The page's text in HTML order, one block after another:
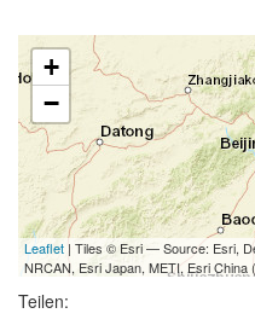
+
−
Leaflet| Tiles © Esri — Source: Esri,
NRCAN, Esri Japan, METI, Esri China
Teilen: